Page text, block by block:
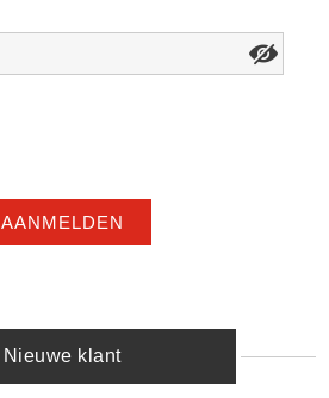
AANMELDEN
Nieuwe klant